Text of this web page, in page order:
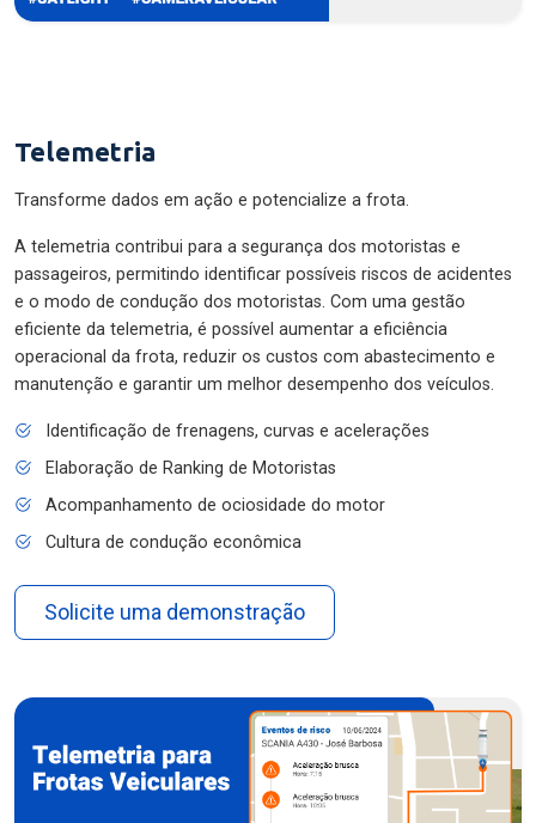
Telemetria
Transforme dados em ação e potencialize a frota.
A telemetria contribui para a segurança dos motoristas e
passageiros, permitindo identificar possíveis riscos de acidentes
e o modo de condução dos motoristas. Com uma gestão
eficiente da telemetria, é possível aumentar a eficiência
operacional da frota, reduzir os custos com abastecimento e
manutenção e garantir um melhor desempenho dos veículos.
Identificação de frenagens, curvas e acelerações
Elaboração de Ranking de Motoristas
Acompanhamento de ociosidade do motor
Cultura de condução econômica
Solicite uma demonstração